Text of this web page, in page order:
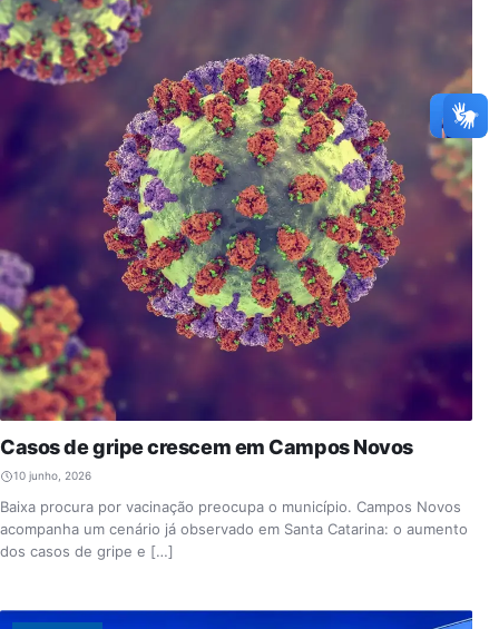
Casos de gripe crescem em Campos Novos
10 junho, 2026
Baixa procura por vacinação preocupa o município. Campos Novos
acompanha um cenário já observado em Santa Catarina: o aumento
dos casos de gripe e […]